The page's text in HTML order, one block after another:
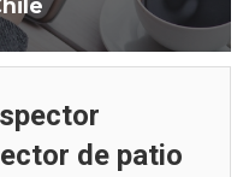
de patio